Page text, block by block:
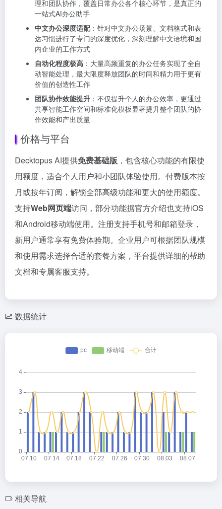
理和团队协作，覆盖日常办公各个核心环节，是真正的
一站式AI办公助手
中文办公深度适配：针对中文办公场景、文档格式和表
达习惯进行了专门的深度优化，深刻理解中文语境和国
内企业的工作方式
自动化程度极高 ：大量高频重复的办公任务实现了全自
动智能处理，最大限度释放团队的时间和精力用于更有
价值的创造性工作
团队协作效能提升 ：不仅提升个人的办公效率，更通过
共享智能工作空间和标准化模板显著提升整个团队的协
作效能和产出质量
价格与平台
Decktopus AI提供免费基础版 ，包含核心功能的有限使
用额度，适合个人用户和小团队体验使用。付费版本按
月或按年订阅，解锁全部高级功能和更大的使用额度。
支持Web网页端访问，部分功能据官方介绍也支持iOS
和Android移动端使用。注册支持手机号和邮箱登录，
新用户通常享有免费体验期。企业用户可根据团队规模
和使用需求选择合适的套餐方案，平台提供详细的帮助
文档和专属客服支持。
数据统计
相关导航